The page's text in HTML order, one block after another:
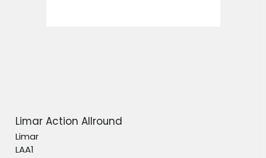
Limar Action Allround
Limar
LAA1